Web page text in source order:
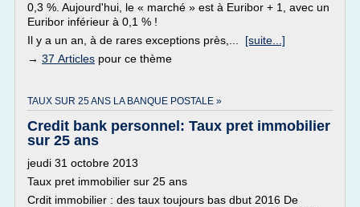
0,3 %. Aujourd'hui, le « marché » est à Euribor + 1, avec un
Euribor inférieur à 0,1 % !
Il y a un an, à de rares exceptions près,... [suite...]
→ 37 Articles pour ce thème
TAUX SUR 25 ANS LA BANQUE POSTALE »
Credit bank personnel: Taux pret immobilier
sur 25 ans
jeudi 31 octobre 2013
Taux pret immobilier sur 25 ans
Crdit immobilier : des taux toujours bas dbut 2016 De